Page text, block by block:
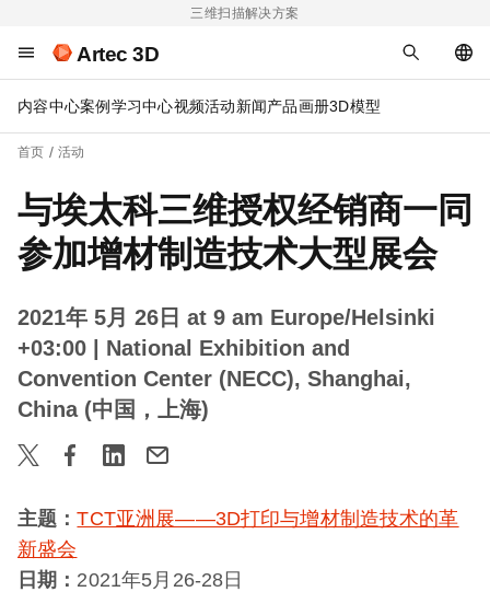
三维扫描解决方案
Artec 3D
内容中心案例 学习中心视频活动新闻产品画册3D模型
首页 活动
与埃太科三维授权经销商一同
参加增材制造技术大型展会
2021年 5月 26日 at 9 am Europe/Helsinki
+03:00
| National Exhibition and
Convention Center (NECC), Shanghai,
China (中国，上海)
主题：TCT亚洲展——3D打印与增材制造技术的革
新盛会
日期： 2021年5月26-28日